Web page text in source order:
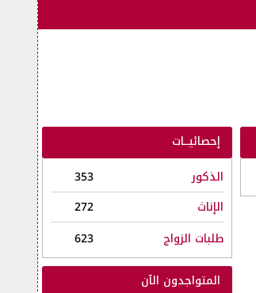
إحصائيــات
الذكور
353
الإناث
272
طلبات الزواج
623
المتواجدون الآن